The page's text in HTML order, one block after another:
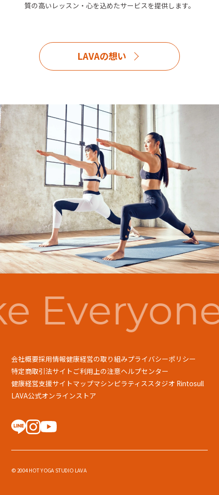
質の高いレッスン・心を込めたサービスを提供します。
LAVAの想い
会社概要採用情報健康経営の取り組みプライバシーポリシー
特定商取引法サイトご利用上の注意ヘルプセンター
健康経営支援サイトマップマシンピラティススタジオ Rintosull
LAVA公式オンラインストア
© 2004 HOT YOGA STUDIO LAVA